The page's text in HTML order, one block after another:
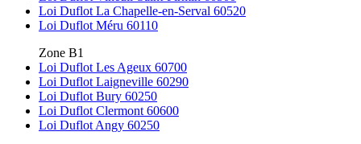
Loi Duflot La Chapelle-en-Serval 60520
Loi Duflot Méru 60110
Zone B1
Loi Duflot Les Ageux 60700
Loi Duflot Laigneville 60290
Loi Duflot Bury 60250
Loi Duflot Clermont 60600
Loi Duflot Angy 60250